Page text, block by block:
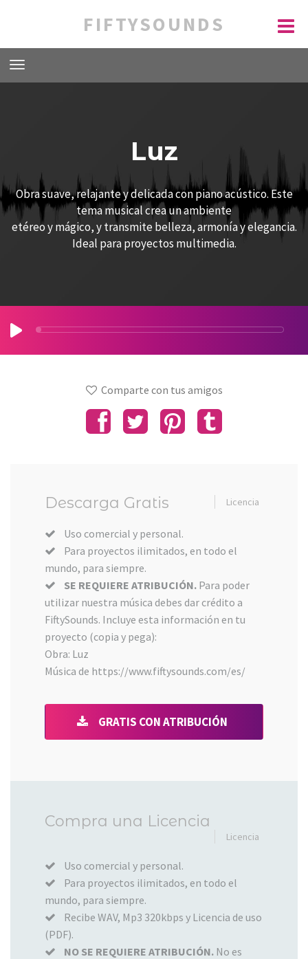
FIFTYSOUNDS
Luz
Obra suave, relajante y delicada con piano acústico. Este
tema musical crea un ambiente
etéreo y mágico, y transmite belleza, armonía y elegancia.
Ideal para proyectos multimedia.
Comparte con tus amigos
Descarga Gratis Licencia
Uso comercial y personal.
Para proyectos ilimitados, en todo el
mundo, para siempre.
SE REQUIERE ATRIBUCIÓN. Para poder
utilizar nuestra música debes dar crédito a
FiftySounds. Incluye esta información en tu
proyecto (copia y pega):
Obra: Luz
Música de https://www.fiftysounds.com/es/
GRATIS CON ATRIBUCIÓN
Compra una Licencia
Licencia
Uso comercial y personal.
Para proyectos ilimitados, en todo el
mundo, para siempre.
Recibe WAV, Mp3 320kbps y Licencia de uso
(PDF).
NO SE REQUIERE ATRIBUCIÓN. No es